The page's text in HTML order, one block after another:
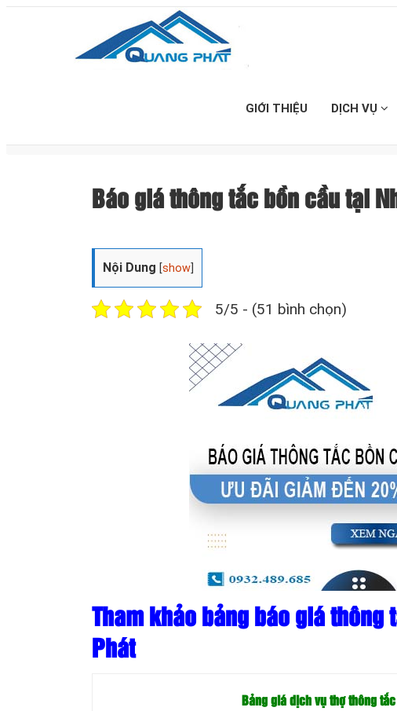
GIỚI THIỆU DỊCH VỤ
Báo giá thông tắc bồn cầu tại
Nội Dung [show
5/5 - (51 bình chọn)
Tham khảo bảng báo giá thông
Phát
Bảng giá dịch vụ thợ thông